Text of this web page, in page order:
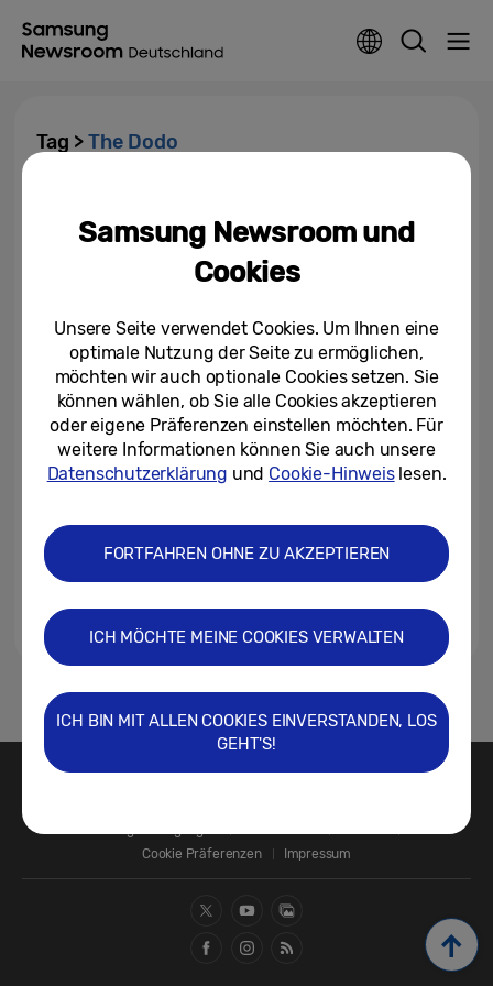
Tag >The Dodo
wird die Super Slow-Motion-
Videofunktion des Samsung...
Cookie Präferenzen
Impressum
Samsung Newsroom und
Cookies
Unsere Seite verwendet Cookies. Um Ihnen eine
optimale Nutzung der Seite zu ermöglichen,
möchten wir auch optionale Cookies setzen. Sie
können wählen, ob Sie alle Cookies akzeptieren
oder eigene Präferenzen einstellen möchten. Für
weitere Informationen können Sie auch unsere
Datenschutzerklärung und Cookie-Hinweislesen.
FORTFAHREN OHNE ZU AKZEPTIEREN
ICH MÖCHTE MEINE COOKIES VERWALTEN
ICH BIN MIT ALLEN COOKIES EINVERSTANDEN, LOS
GEHT'S!